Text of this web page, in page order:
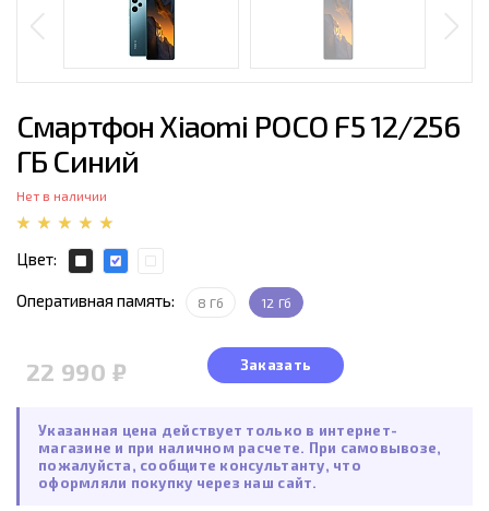
Смартфон Xiaomi POCO F5 12/256
ГБ Синий
Нет в наличии
Цвет:
Оперативная память: 8 Гб 12 Гб
22 990 ₽ Заказать
Указанная цена действует только в интернет-
магазине и при наличном расчете. При самовывозе,
пожалуйста, сообщите консультанту, что
оформляли покупку через наш сайт.